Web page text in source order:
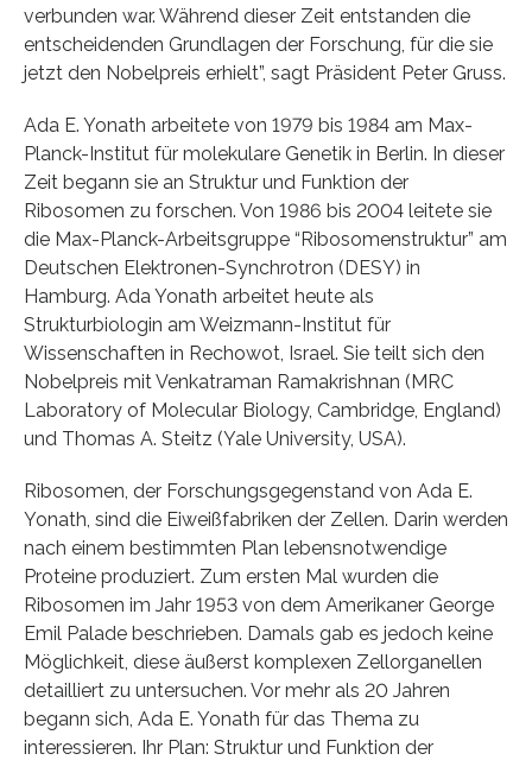
verbunden war. Während dieser Zeit entstanden die
entscheidenden Grundlagen der Forschung, für die sie
jetzt den Nobelpreis erhielt”, sagt Präsident Peter Gruss.
Ada E. Yonath arbeitete von 1979 bis 1984 am Max-
Planck-Institut für molekulare Genetik in Berlin. In dieser
Zeit begann sie an Struktur und Funktion der
Ribosomen zu forschen. Von 1986 bis 2004 leitete sie
die Max-Planck-Arbeitsgruppe “Ribosomenstruktur” am
Deutschen Elektronen-Synchrotron (DESY) in
Hamburg. Ada Yonath arbeitet heute als
Strukturbiologin am Weizmann-Institut für
Wissenschaften in Rechowot, Israel. Sie teilt sich den
Nobelpreis mit Venkatraman Ramakrishnan (MRC
Laboratory of Molecular Biology, Cambridge, England)
und Thomas A. Steitz (Yale University, USA).
Ribosomen, der Forschungsgegenstand von Ada E.
Yonath, sind die Eiweißfabriken der Zellen. Darin werden
nach einem bestimmten Plan lebensnotwendige
Proteine produziert. Zum ersten Mal wurden die
Ribosomen im Jahr 1953 von dem Amerikaner George
Emil Palade beschrieben. Damals gab es jedoch keine
Möglichkeit, diese äußerst komplexen Zellorganellen
detailliert zu untersuchen. Vor mehr als 20 Jahren
begann sich, Ada E. Yonath für das Thema zu
interessieren. Ihr Plan: Struktur und Funktion der